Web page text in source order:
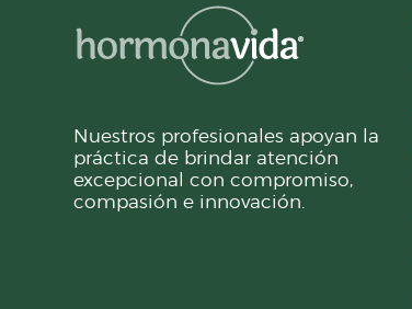
Nuestros profesionales apoyan la
práctica de brindar atención
excepcional con compromiso,
compasión e innovación.